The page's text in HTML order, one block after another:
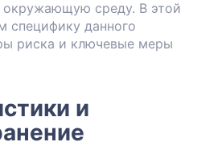
окружающую среду. В этой
специфику данного
риска и ключевые меры
и